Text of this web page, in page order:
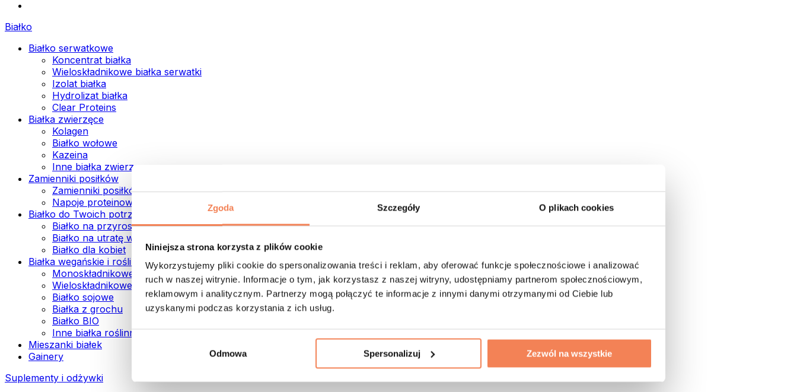
Zgoda Szczegóły O plikach cookies
Niniejsza strona korzysta z plików cookie
Wykorzystujemy pliki cookie do spersonalizowania treści i reklam, aby oferować funkcje społecznościowe i analizować
ruch w naszej witrynie. Informacje o tym, jak korzystasz z naszej witryny, udostępniamy partnerom społecznościowym,
reklamowym i analitycznym. Partnerzy mogą połączyć te informacje z innymi danymi otrzymanymi od Ciebie lub
uzyskanymi podczas korzystania z ich usług.
Odmowa Spersonalizuj Zezwól na wszystkie
Białko
Białko serwatkowe
Koncentrat białka
Wieloskładnikowe białka serwatki
Izolat białka
Hydrolizat białka
Clear Proteins
Białka zwierzęce
Kolagen
Białko wołowe
Kazeina
Inne białka zwierzęce
Zamienniki posiłków
Zamienniki posiłków w proszku
Napoje proteinowe ready to drink
Białko do Twoich potrzeb
Białko na przyrost mięśni
Białko na utratę wagi
Białko dla kobiet
Białka wegańskie i roślinne
Monoskładnikowe białka wegańskie
Wieloskładnikowe białka wegańskie
Białko sojowe
Białka z grochu
Białko BIO
Inne białka roślinne
Mieszanki białek
Gainery
Suplementy i odżywki